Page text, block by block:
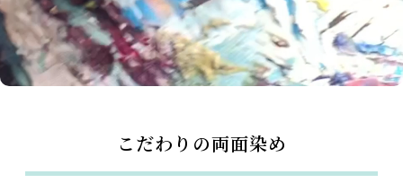
こだわりの両面染め